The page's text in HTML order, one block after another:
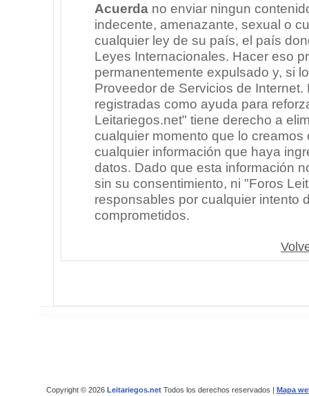
Acuerdano enviar ningun
indecente, amenazante, sexual o
cualquier ley de su país, el país
Leyes Internacionales. Hacer eso
permanentemente expulsado y, si
Proveedor de Servicios de
registradas como ayuda para
Leitariegos.net" tiene derecho a
cualquier momento que lo
cualquier información que haya
datos. Dado que esta información
sin su consentimiento, ni "Foros
responsables por cualquier intento
comprometidos.
Copyright © 2026 Leitariegos.netTodos los derechos reservados | Mapa